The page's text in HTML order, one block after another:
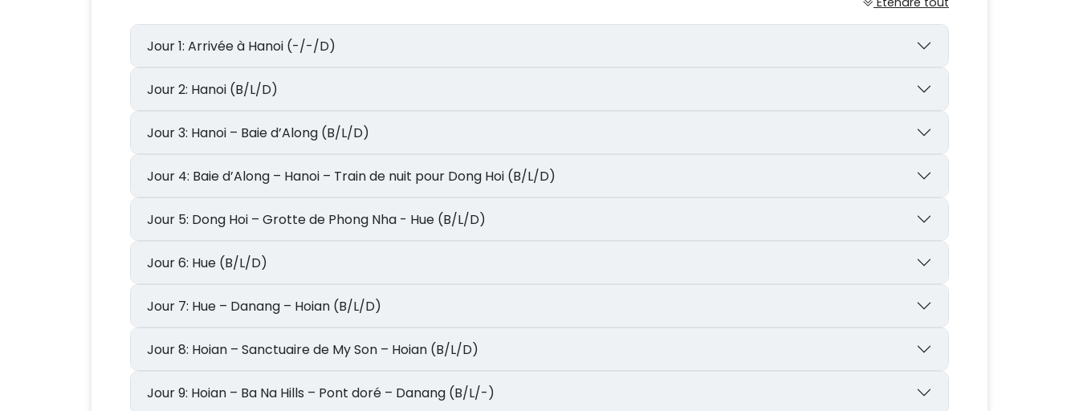
Jour 1: Arrivée à Hanoi (-/-/D)
Jour 2: Hanoi (B/L/D)
Jour 3: Hanoi – Baie d’Along (B/L/D)
Jour 4: Baie d’Along – Hanoi – Train de nuit pour Dong Hoi (B/L/D)
Jour 5: Dong Hoi – Grotte de Phong Nha - Hue (B/L/D)
Jour 6: Hue (B/L/D)
Jour 7: Hue – Danang – Hoian (B/L/D)
Jour 8: Hoian – Sanctuaire de My Son – Hoian (B/L/D)
Jour 9: Hoian – Ba Na Hills – Pont doré – Danang (B/L/-)